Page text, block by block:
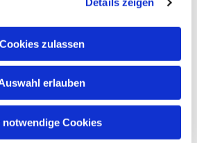
Cookies zulassen
erlauben
notwendige Cookies